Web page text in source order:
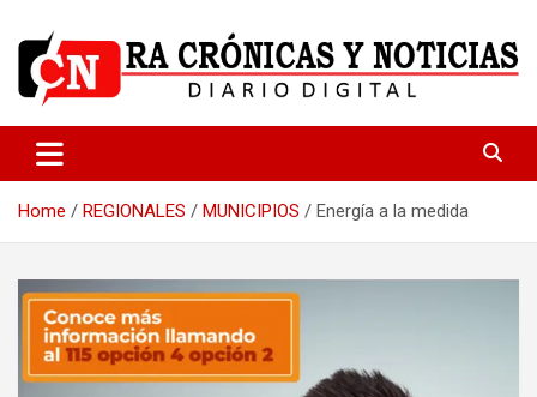
content
R.A Crónicas y Noticias
Home REGIONALES MUNICIPIOS Energía a la medida